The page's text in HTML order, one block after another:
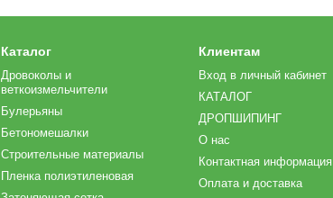
Каталог
Дровоколы и
веткоизмельчители
Булерьяны
Бетономешалки
Строительные материалы
Пленка полиэтиленовая
Клиентам
Вход в личный кабинет
КАТАЛОГ
ДРОПШИПИНГ
О нас
Контактная информация
Оплата и доставка